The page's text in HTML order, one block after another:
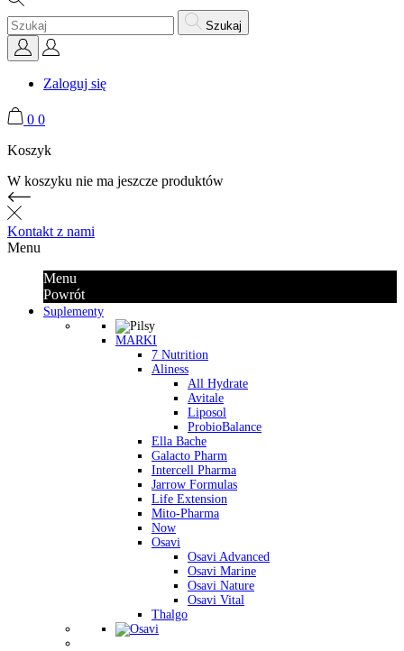
Szukaj
Zaloguj się
0 0
Koszyk
W koszyku nie ma jeszcze produktów
Kontakt z nami
Menu
Menu
Powrót
Suplementy
MARKI
7 Nutrition
Aliness
All Hydrate
Avitale
Liposol
ProbioBalance
Ella Bache
Galacto Pharm
Intercell Pharma
Jarrow Formulas
Life Extension
Mito-Pharma
Now
Osavi
Osavi Advanced
Osavi Marine
Osavi Nature
Osavi Vital
Thalgo